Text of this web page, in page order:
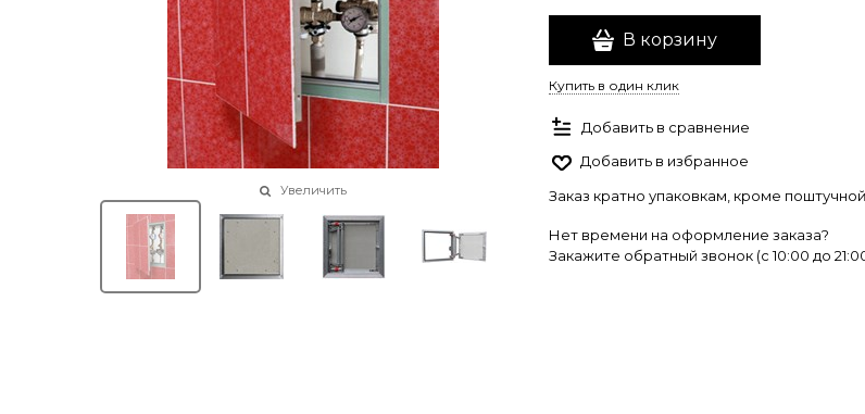
Увеличить
В корзину
Купить в один клик
Добавить в сравнение
Добавить в избранное
Заказ кратно упаковкам, кроме
Нет времени на оформление заказа?
Закажите обратный звонок (c 10:00 до